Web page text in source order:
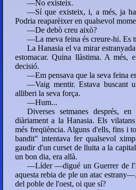
—No existeix.
—Sí que existeix, i, a més, ja
Podria reaparèixer en qualsevol
—De debò creu això?
—La meva feina és creure-hi. Es
La Hanasia el va mirar
estomacar. Quina llàstima. A més,
decisió.
—Em pensava que la seva feina
—Vaig mentir. Estava buscant
alliberi la seva força.
—Hum...
Diverses setmanes després,
diàriament a la Hanasia. Els
més freqüència. Alguns d'ells, fins i
bandit" intentava fer qualsevol
gaudir d'un curset de lluita a la
un bon dia, era allà.
—Líder —digué un Guerrer de
aquesta rebia de ple un atac
del poble de l'oest, oi que sí?